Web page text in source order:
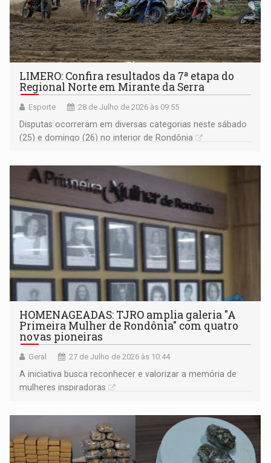
LIMERO: Confira resultados da 7ª etapa do
Regional Norte em Mirante da Serra
Esporte 28 de Julho de 2026 às 09:55
Disputas ocorreram em diversas categorias neste sábado
(25) e domingo (26) no interior de Rondônia
HOMENAGEADAS: TJRO amplia galeria "A
Primeira Mulher de Rondônia" com quatro
novas pioneiras
Geral 27 de Julho de 2026 às 10:44
A iniciativa busca reconhecer e valorizar a memória de
mulheres inspiradoras